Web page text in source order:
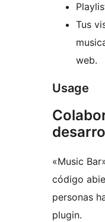
Tus
web.
Usage
«Music
código
personas
plugin.